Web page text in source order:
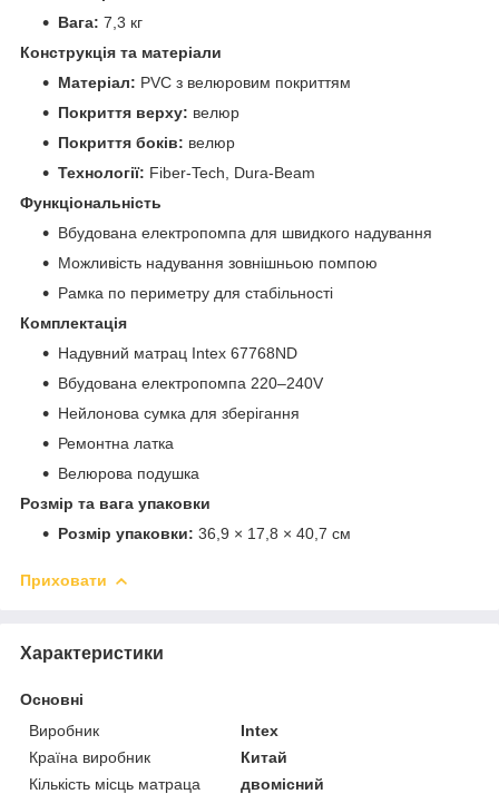
Вага: 7,3 кг
Конструкція та матеріали
Матеріал: PVC з велюровим покриттям
Покриття верху: велюр
Покриття боків: велюр
Технології: Fiber-Tech, Dura-Beam
Функціональність
Вбудована електропомпа для швидкого надування
Можливість надування зовнішньою помпою
Рамка по периметру для стабільності
Комплектація
Надувний матрац Intex 67768ND
Вбудована електропомпа 220–240V
Нейлонова сумка для зберігання
Ремонтна латка
Велюрова подушка
Розмір та вага упаковки
Розмір упаковки: 36,9 × 17,8 × 40,7 см
Приховати
Характеристики
Основні
Виробник
Intex
Країна виробник
Китай
Кількість місць матраца
двомісний